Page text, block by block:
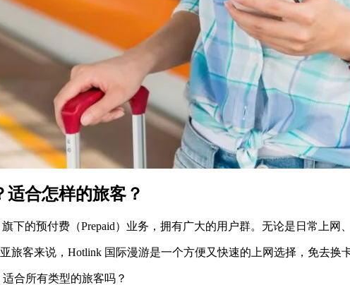
合怎样的旅客？
下的预付费（Prepaid）业务，拥有广大的用户群。无论是日常上网
旅客来说，Hotlink 国际漫游是一个方便又快速的上网选择，免去换
合所有类型的旅客吗？